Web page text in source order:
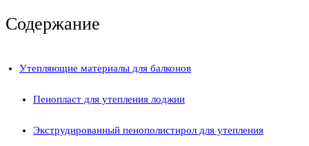
Содержание
Утепляющие материалы для балконов
Пенопласт для утепления лоджии
Экструдированный пенополистирол для утепления